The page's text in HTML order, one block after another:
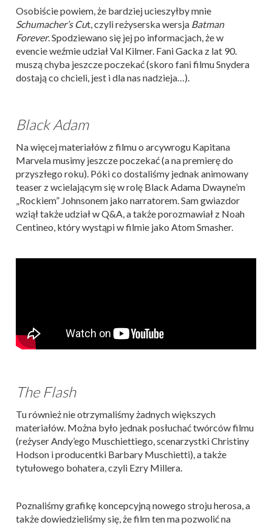
Osobiście powiem, że bardziej ucieszyłby mnie
Schumacher’s Cut, czyli reżyserska wersja Batman
Forever. Spodziewano się jej po informacjach, że w
evencie weźmie udział Val Kilmer. Fani Gacka z lat 90.
muszą chyba jeszcze poczekać (skoro fani filmu Snydera
dostają co chcieli, jest i dla nas nadzieja…).
Black Adam
Na więcej materiałów z filmu o arcywrogu Kapitana
Marvela musimy jeszcze poczekać (a na premierę do
przyszłego roku). Póki co dostaliśmy jednak animowany
teaser z wcielającym się w rolę Black Adama Dwayne’m
„Rockiem” Johnsonem jako narratorem. Sam gwiazdor
wziął także udział w Q&A, a także porozmawiał z Noah
Centineo, który wystąpi w filmie jako Atom Smasher.
The Flash
Tu również nie otrzymaliśmy żadnych większych
materiałów. Można było jednak posłuchać twórców filmu
(reżyser Andy’ego Muschiettiego, scenarzystki Christiny
Hodson i producentki Barbary Muschietti), a także
tytułowego bohatera, czyli Ezry Millera.
Poznaliśmy grafikę koncepcyjną nowego stroju herosa, a
także dowiedzieliśmy się, że film ten ma pozwolić na